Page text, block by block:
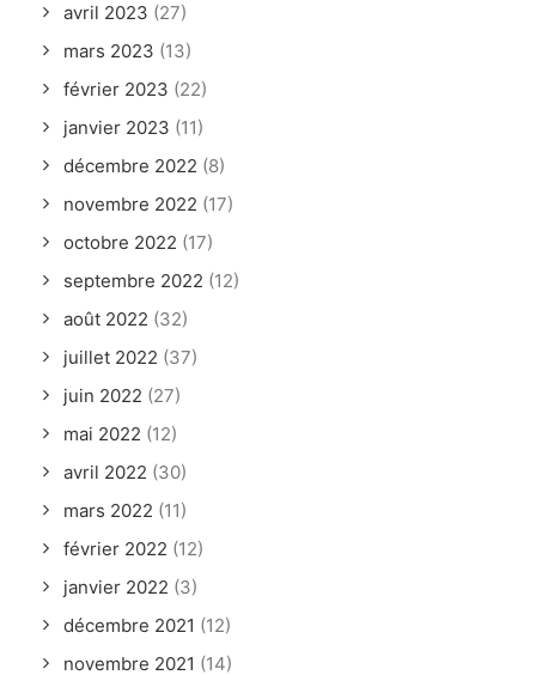
avril 2023 (27)
mars 2023 (13)
février 2023 (22)
janvier 2023 (11)
décembre 2022 (8)
novembre 2022 (17)
octobre 2022 (17)
septembre 2022 (12)
août 2022 (32)
juillet 2022 (37)
juin 2022 (27)
mai 2022 (12)
avril 2022 (30)
mars 2022 (11)
février 2022 (12)
janvier 2022 (3)
décembre 2021 (12)
novembre 2021 (14)